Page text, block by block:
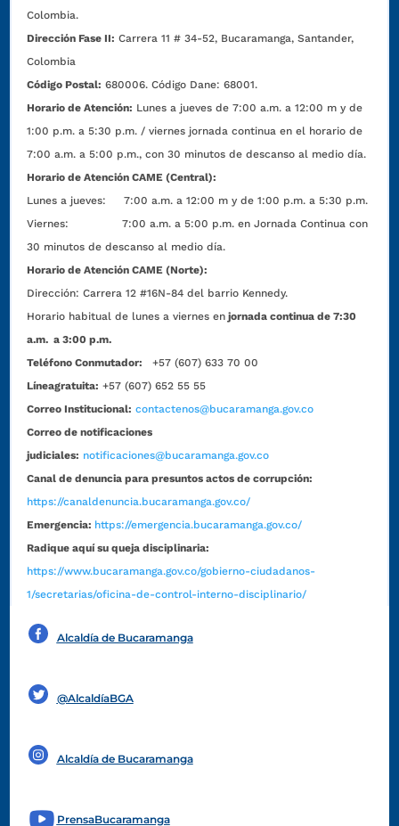
Colombia.
Dirección Fase II: Carrera 11 # 34-52, Bucaramanga, Santander,
Colombia
Código Postal: 680006. Código Dane: 68001.
Horario de Atención: Lunes a jueves de 7:00 a.m. a 12:00 m y de
1:00 p.m. a 5:30 p.m. / viernes jornada continua en el horario de
7:00 a.m. a 5:00 p.m., con 30 minutos de descanso al medio día.
Horario de Atención CAME (Central):
Lunes a jueves: 7:00 a.m. a 12:00 m y de 1:00 p.m. a 5:30 p.m.
Viernes: 7:00 a.m. a 5:00 p.m. en Jornada Continua con
30 minutos de descanso al medio día.
Horario de Atención CAME (Norte):
Dirección:Carrera 12 #16N-84 del barrio Kennedy.
Horario habitual de lunes a viernes en jornada continua de 7:30
a.m. a 3:00 p.m.
Teléfono Conmutador:
+57 (607) 633 70 00
Líneagratuita: +57 (607) 652 55 55
Correo Institucional: contactenos@bucaramanga.gov.co
Correo de notificaciones
judiciales: notificaciones@bucaramanga.gov.co
Canal de denuncia para presuntos actos de corrupción:
https://canaldenuncia.bucaramanga.gov.co/
Emergencia: https://emergencia.bucaramanga.gov.co/
Radique aquí su queja disciplinaria:
https://www.bucaramanga.gov.co/gobierno-ciudadanos-
1/secretarias/oficina-de-control-interno-disciplinario/
Alcaldía de Bucaramanga
@AlcaldíaBGA
Alcaldía de Bucaramanga
PrensaBucaramanga